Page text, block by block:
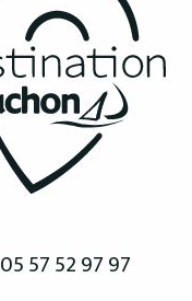
05 57 52 97 97